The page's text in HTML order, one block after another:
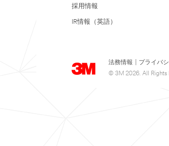
採用情報
IR情報（英語）
法務情報 プライバ
© 3M 2026. All Rights